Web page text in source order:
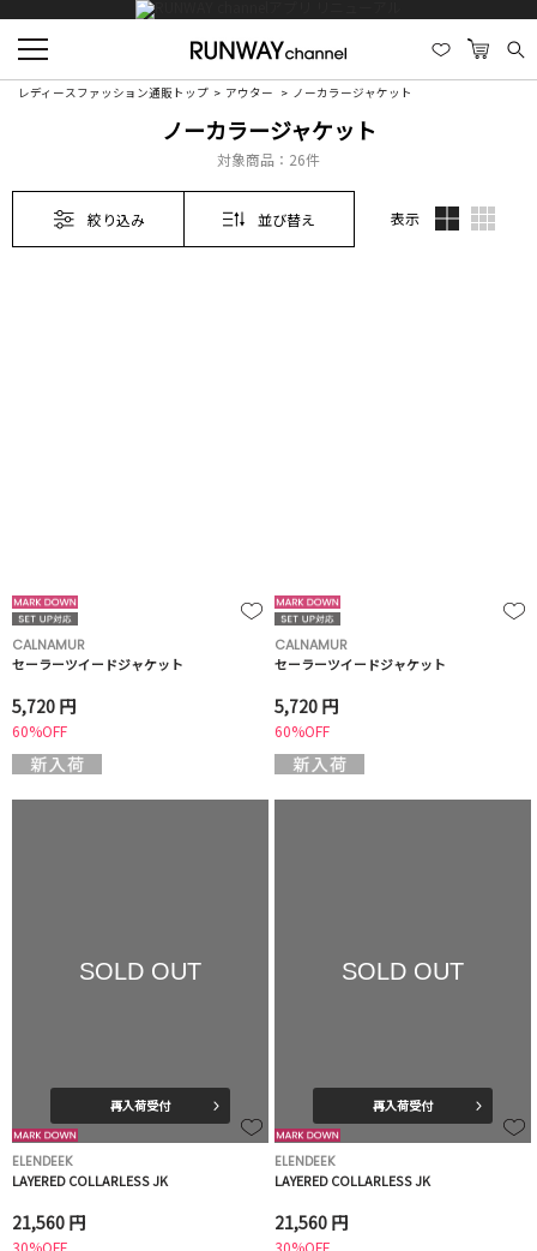
レディースファッション通販トップ アウター ノーカラージャケット
ノーカラージャケット
対象商品： 26件
絞り込み 並び替え 表示
CALNAMUR
セーラーツイードジャケット
5,720 円
60%OFF
CALNAMUR
セーラーツイードジャケット
5,720 円
60%OFF
SOLD OUT
再入荷受付
ELENDEEK
LAYERED COLLARLESS JK
21,560 円
SOLD OUT
再入荷受付
ELENDEEK
LAYERED COLLARLESS JK
21,560 円